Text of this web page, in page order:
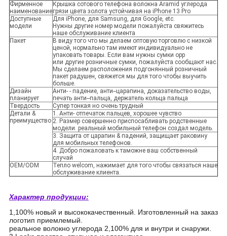
Фирменное
наименование
Крышка сотового телефона волокна Aramid углерода
грязи цвета золота устойчивая на iPhone 13 Pro
Доступные
модели
Для iPhone, для Samsung, для Google, etc.
Нужны другие номер модели пожалуйста свяжитесь
наше обслуживание клиента
Пакет
В виду того что мы делаем оптовую торговлю с низкой
ценой, нормально там имеют индивидуально не
упаковать товары. Если вам нужны сумки opp
или другие розничные сумки, пожалуйста сообщают нас.
Мы сделаем расположения подгонянный розничный
пакет радушен, свяжется мы для того чтобы выучить
больше.
Дизайн
планирует
Анти- - падение, анти--царапина, доказательство воды,
печать анти--пальца, держатель кольца пальца
Твердость
Супер тонкая но очень трудный
Детали &
преимущество
1. Анти- отпечаток пальцев, хорошее чувство
2. Размер совершенно приспосабливать родственные
модели. реальный мобильный телефон создал модель.
3. Защита от царапин & падений, защищает раковину
для мобильных телефонов.
4. Добро пожаловать к таможне ваш собственный
случай
OEM/ODM
Тепло welcom, нажимает для того чтобы связаться наше
обслуживание клиента.
Характер продукции:
1,100% новый и высококачественный. Изготовленный на заказ
логотип приемлемый.
реальное волокно углерода 2,100% для и внутри и снаружи.